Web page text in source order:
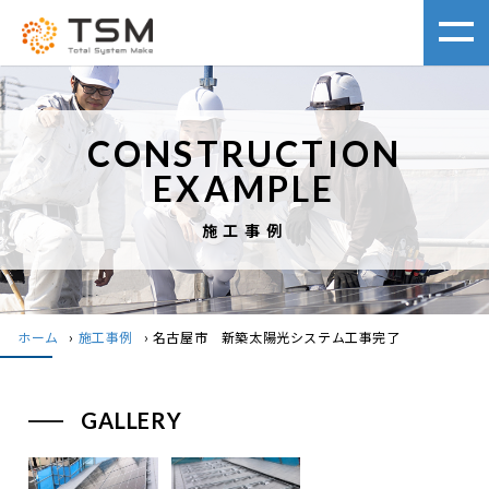
CONSTRUCTION
EXAMPLE
施工事例
ホーム › 施工事例 › 名古屋市 新築太陽光システム工事完了
GALLERY